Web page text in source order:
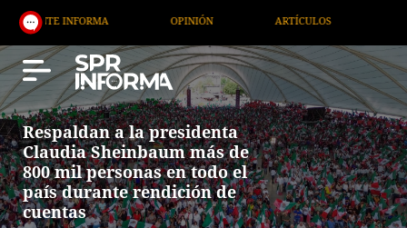
INFORMA ARTÍCULOS
Respaldan a la presidenta
Claudia Sheinbaum más de
800 mil personas en todo el
país durante rendición de
cuentas